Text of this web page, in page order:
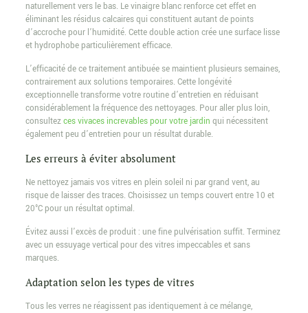
naturellement vers le bas. Le vinaigre blanc renforce cet effet en
éliminant les résidus calcaires qui constituent autant de points
d’accroche pour l’humidité. Cette double action crée une surface lisse
et hydrophobe particulièrement efficace.
L’efficacité de ce traitement antibuée se maintient plusieurs semaines,
contrairement aux solutions temporaires. Cette longévité
exceptionnelle transforme votre routine d’entretien en réduisant
considérablement la fréquence des nettoyages. Pour aller plus loin,
consultezces vivaces increvables pour votre jardin qui nécessitent
également peu d’entretien pour un résultat durable.
Les erreurs à éviter absolument
Ne nettoyez jamais vos vitres en plein soleil ni par grand vent, au
risque de laisser des traces. Choisissez un temps couvert entre 10 et
20°C pour un résultat optimal.
Évitez aussi l’excès de produit : une fine pulvérisation suffit. Terminez
avec un essuyage vertical pour des vitres impeccables et sans
marques.
Adaptation selon les types de vitres
Tous les verres ne réagissent pas identiquement à ce mélange,